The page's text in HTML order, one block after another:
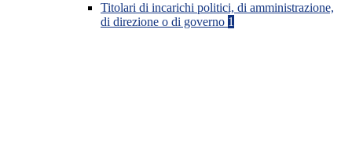
Titolari di incarichi politici, di amministrazione,
di direzione o di governo 1